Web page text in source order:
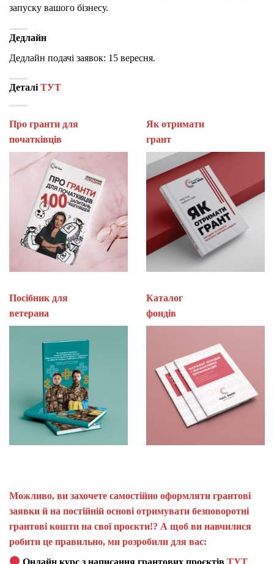
запуску вашого бізнесу.
Дедлайн
Дедлайн подачі заявок: 15 вересня.
ДеталіТУТ
Про гранти для
початківців
Як отримати
Посібник для
ветерана
Каталог
Можливо, ви захочете самостійно оформляти грантові
заявки й на постійній основі отримувати безповоротні
грантові кошти на свої проєкти!? А щоб ви навчилися
робити це правильно, ми розробили для вас:
Онлайн курс з написання грантових проєктівТУТ